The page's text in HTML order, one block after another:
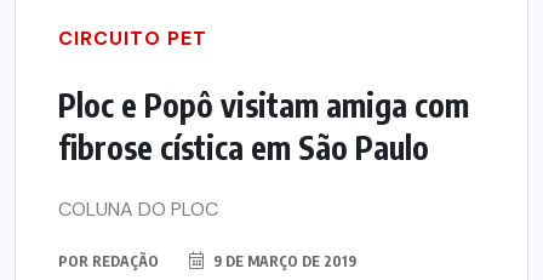
CIRCUITO PET
Ploc e Popô visitam amiga com
fibrose cística em São Paulo
COLUNA DO PLOC
POR REDAÇÃO 9 DE MARÇO DE 2019